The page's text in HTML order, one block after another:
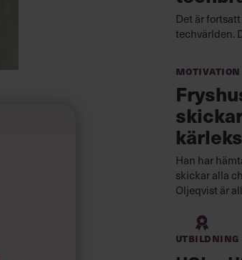
Det är
techvärlden.
Motivation
Han har
skickar alla
Oljeqvist är
Utbildning